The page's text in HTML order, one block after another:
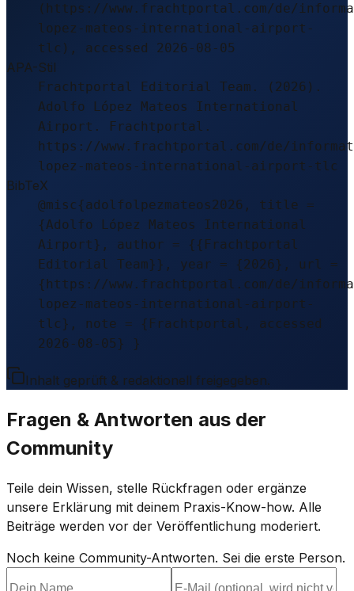
(https://www.frachtportal.com/de/
lopez-mateos-international-airport-
tlc), accessed 2026-08-05
APA-Stil
Frachtportal Editorial Team. (2026).
Adolfo López Mateos International
Airport. Frachtportal.
https://www.frachtportal.com/de/
lopez-mateos-international-airport-tlc
BibTeX
@misc{adolfolpezmateos2026, title =
{Adolfo López Mateos International
Airport}, author = {{Frachtportal
Editorial Team}}, year = {2026}, url =
{https://www.frachtportal.com/de/
lopez-mateos-international-airport-
tlc}, note = {Frachtportal, accessed
2026-08-05} }
Inhalt geprüft & redaktionell freigegeben.
Fragen & Antworten aus der
Community
Teile dein Wissen, stelle Rückfragen oder ergänze
unsere Erklärung mit deinem Praxis-Know-how. Alle
Beiträge werden vor der Veröffentlichung moderiert.
Noch keine Community-Antworten. Sei die erste Person.